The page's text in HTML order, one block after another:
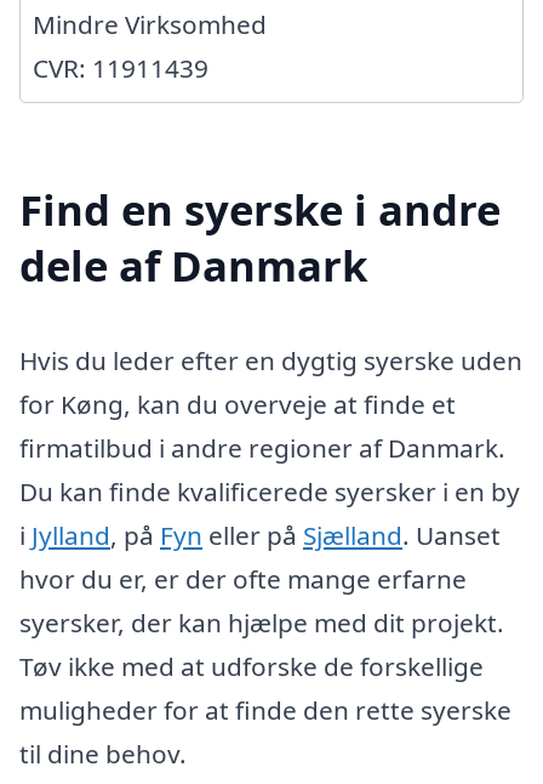
Mindre Virksomhed
CVR: 11911439
Find en syerske i andre
dele af Danmark
Hvis du leder efter en dygtig syerske uden
for Køng, kan du overveje at finde et
firmatilbud i andre regioner af Danmark.
Du kan finde kvalificerede syersker i en by
i Jylland, på Fyn eller på Sjælland. Uanset
hvor du er, er der ofte mange erfarne
syersker, der kan hjælpe med dit projekt.
Tøv ikke med at udforske de forskellige
muligheder for at finde den rette syerske
til dine behov.